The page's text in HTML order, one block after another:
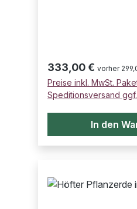
Regulärer Preis:
333,00 € vorher
Preise inkl. MwSt.
Speditionsversand
In den